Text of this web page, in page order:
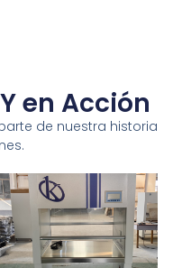
en Acción
de nuestra historia